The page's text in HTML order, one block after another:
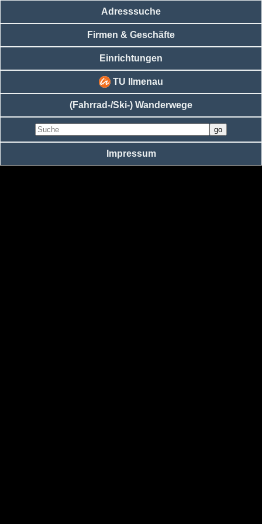
Adresssuche
Firmen & Geschäfte
Einrichtungen
TU Ilmenau
(Fahrrad-/Ski-) Wanderwege
Impressum